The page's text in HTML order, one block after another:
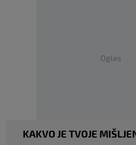
Oglas
KAKVO JE TVOJE